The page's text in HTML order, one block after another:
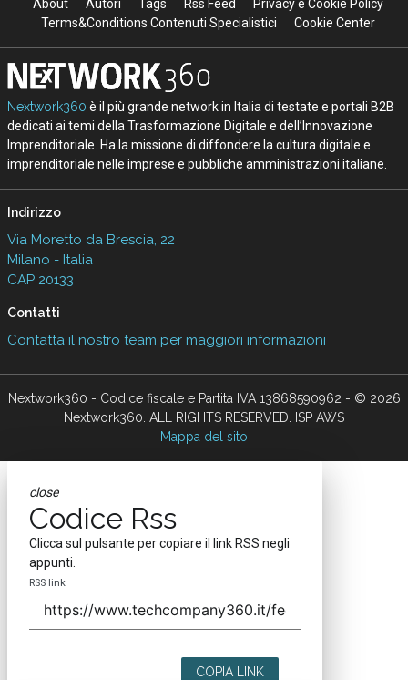
About Autori Tags Rss Feed
Privacy e Cookie Policy
Terms&Conditions Contenuti Specialistici
Cookie Center
Nextwork360 è il più grande network in Italia di testate e portali B2B
dedicati ai temi della Trasformazione Digitale e dell’Innovazione
Imprenditoriale. Ha la missione di diffondere la cultura digitale e
imprenditoriale nelle imprese e pubbliche amministrazioni italiane.
Indirizzo
Via Moretto da Brescia, 22
Milano - Italia
CAP 20133
Contatti
Contatta il nostro team per maggiori informazioni
Nextwork360 - Codice fiscale e Partita IVA 13868590962 - © 2026
Nextwork360. ALL RIGHTS RESERVED. ISP AWS
Mappa del sito
close
Codice Rss
Clicca sul pulsante per copiare il link RSS negli
appunti.
RSS link
COPIA LINK